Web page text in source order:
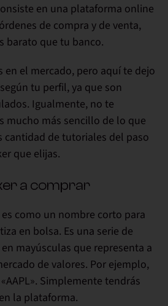
en una plataforma online
de compra y de venta,
barato que tu banco.
en el mercado, pero aquí te dejo
según tu perfil, ya que son
Igualmente, no te
mucho más sencillo de lo que
cantidad de tutoriales del paso
que elijas.
a comprar
como un nombre corto para
en bolsa. Es una serie de
mayúsculas que representa a
de valores. Por ejemplo,
Simplemente tendrás
la plataforma.